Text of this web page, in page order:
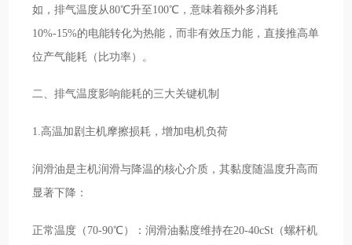
如，排气温度从80℃升至100℃，意味着额外多消耗
10%-15%的电能转化为热能，而非有效压力能，直接推高单
位产气能耗（比功率）。
二、排气温度影响能耗的三大关键机制
1.高温加剧主机摩擦损耗，增加电机负荷
润滑油是主机润滑与降温的核心介质，其黏度随温度升高而
显著下降：
正常温度（70-90℃）：润滑油黏度维持在20-40cSt（螺杆机